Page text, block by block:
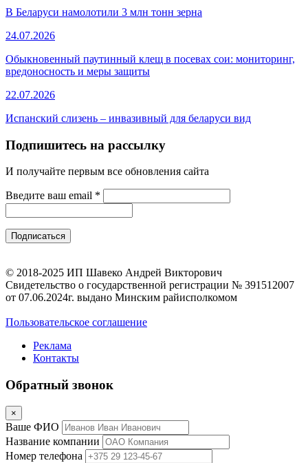
В Беларуси намолотили 3 млн тонн зерна
24.07.2026
Обыкновенный паутинный клещ в посевах сои: мониторинг,
вредоносность и меры защиты
22.07.2026
Испанский слизень – инвазивный для беларуси вид
Подпишитесь на рассылку
И получайте первым все обновления сайта
Введите ваш email *
© 2018-2025 ИП Шавеко Андрей Викторович
Свидетельство о государственной регистрации № 391512007
от 07.06.2024г. выдано Минским райисполкомом
Пользовательское соглашение
Реклама
Контакты
Обратный звонок
×
Ваше ФИО
Название компании
Номер телефона